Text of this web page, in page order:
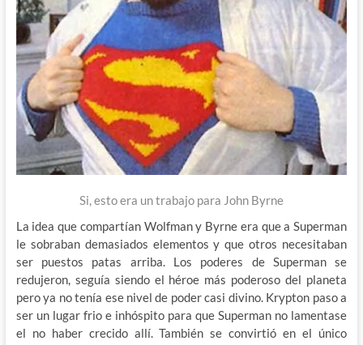
Si, esto era un trabajo para John Byrne
La idea que compartían Wolfman y Byrne era que a Superman
le sobraban demasiados elementos y que otros necesitaban
ser puestos patas arriba. Los poderes de Superman se
redujeron, seguía siendo el héroe más poderoso del planeta
pero ya no tenía ese nivel de poder casi divino. Krypton paso a
ser un lugar frio e inhóspito para que Superman no lamentase
el no haber crecido allí. También se convirtió en el único